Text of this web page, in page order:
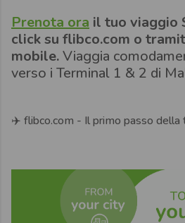
Prenota ora il tuo viaggio
click su flibco.com o
mobile.Viaggia
verso i Terminal 1 & 2 di
✈️ flibco.com - Il primo passo della